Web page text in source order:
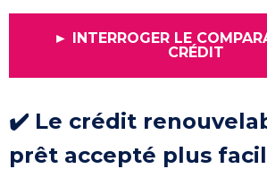
► INTERROGER LE
CRÉDIT
✔️ Le crédit
prêt accepté plus